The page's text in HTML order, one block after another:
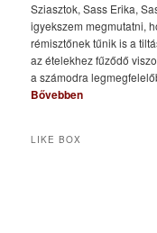
Sziasztok, Sass Erika,
igyekszem megmutatni,
rémisztőnek tűnik is a
az ételekhez fűződő
a számodra
Bővebben
LIKE BOX